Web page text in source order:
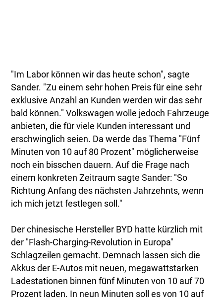
"Im Labor können wir das heute schon", sagte
Sander. "Zu einem sehr hohen Preis für eine sehr
exklusive Anzahl an Kunden werden wir das sehr
bald können." Volkswagen wolle jedoch Fahrzeuge
anbieten, die für viele Kunden interessant und
erschwinglich seien. Da werde das Thema "Fünf
Minuten von 10 auf 80 Prozent" möglicherweise
noch ein bisschen dauern. Auf die Frage nach
einem konkreten Zeitraum sagte Sander: "So
Richtung Anfang des nächsten Jahrzehnts, wenn
ich mich jetzt festlegen soll."
Der chinesische Hersteller BYD hatte kürzlich mit
der "Flash-Charging-Revolution in Europa"
Schlagzeilen gemacht. Demnach lassen sich die
Akkus der E-Autos mit neuen, megawattstarken
Ladestationen binnen fünf Minuten von 10 auf 70
Prozent laden. In neun Minuten soll es von 10 auf